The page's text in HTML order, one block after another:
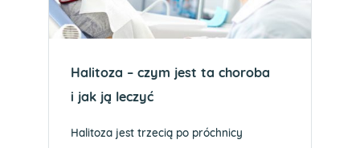
Halitoza – czym jest ta choroba
i jak ją leczyć
Halitoza jest trzecią po próchnicy